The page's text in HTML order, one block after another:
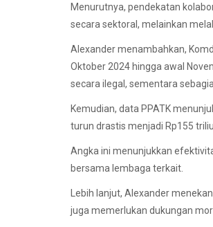
Menurutnya, pendekatan
secara sektoral, melainkan
Alexander menambahkan,
Oktober 2024 hingga awal
secara ilegal, sementara
Kemudian, data PPATK
turun drastis menjadi Rp155
Angka ini menunjukkan
bersama lembaga terkait.
Lebih lanjut, Alexander
juga memerlukan dukungan